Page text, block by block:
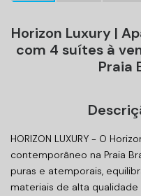
Horizon Luxury |
com 4 suítes à
Praia
HORIZON LUXURY - O
contemporâneo na Praia
puras e atemporais,
materiais de alta